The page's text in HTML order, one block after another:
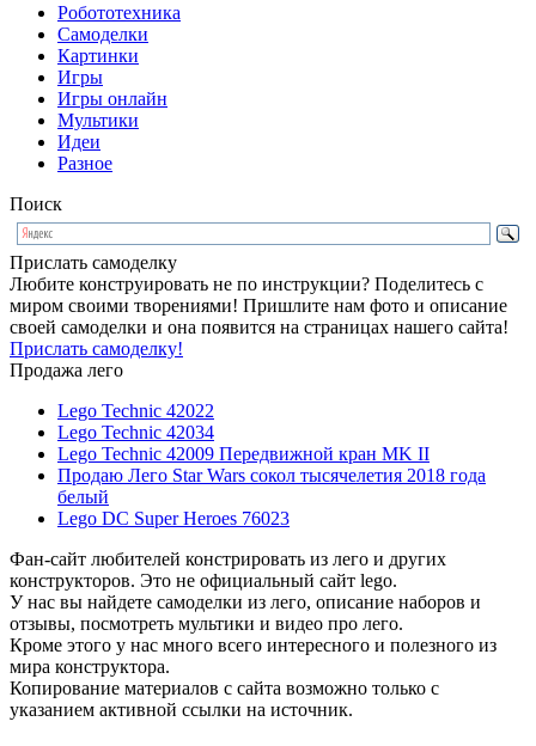
Робототехника
Самоделки
Картинки
Игры
Игры онлайн
Мультики
Идеи
Разное
Поиск
Прислать самоделку
Любите конструировать не по инструкции? Поделитесь с
миром своими творениями! Пришлите нам фото и описание
своей самоделки и она появится на страницах нашего сайта!
Прислать самоделку!
Продажа лего
Lego Technic 42022
Lego Technic 42034
Lego Technic 42009 Передвижной кран MK II
Продаю Лего Star Wars сокол тысячелетия 2018 года
белый
Lego DC Super Heroes 76023
Фан-сайт любителей констрировать из лего и других
конструкторов. Это не официальный сайт lego.
У нас вы найдете самоделки из лего, описание наборов и
отзывы, посмотреть мультики и видео про лего.
Кроме этого у нас много всего интересного и полезного из
мира конструктора.
Копирование материалов с сайта возможно только с
указанием активной ссылки на источник.